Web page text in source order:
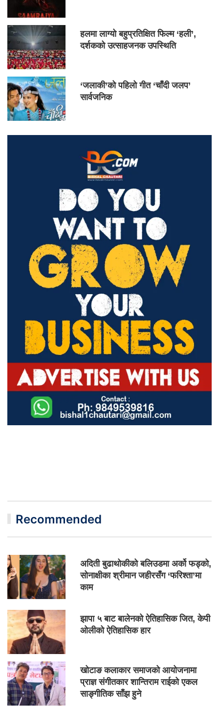
हलमा लाग्यो बहुप्रतिक्षित फिल्म ‘हली’,
दर्शकको उत्साहजनक उपस्थिति
‘जलाकी’को पहिलो गीत ‘चाँदी जलप’
सार्वजनिक
Recommended
अदिती बुढाथोकीको बलिउडमा अर्को फड्को,
सोनाक्षीका श्रीमान जहीरसँग ‘फरिश्ता’मा
काम
झापा ५ बाट बालेनको ऐतिहासिक जित, केपी
ओलीको ऐतिहासिक हार
खोटाङ कलाकार समाजको आयोजनामा
प्राज्ञ संगीतकार शान्तिराम राईको एकल
साङ्गीतिक साँझ हुने